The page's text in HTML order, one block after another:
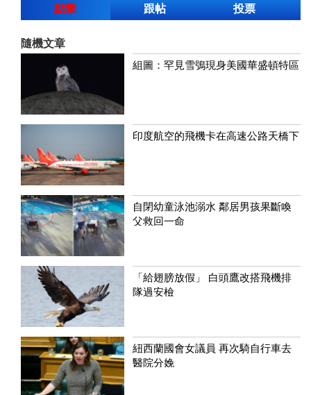
點擊
跟帖 投票
隨機文章
組圖：罕見雪鴞現身美國華盛頓特區
印度航空的飛機卡在高速公路天橋下
自閉幼童泳池溺水 鄰居男孩果斷喚
父救回一命
「給翅膀放假」 白頭鷹改搭飛機排
隊過安檢
紐西蘭國會女議員 再次騎自行車去
醫院分娩